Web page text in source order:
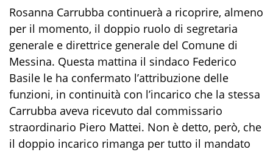
Rosanna Carrubba continuerà a ricoprire, almeno
per il momento, il doppio ruolo di segretaria
generale e direttrice generale del Comune di
Messina. Questa mattina il sindaco Federico
Basile le ha confermato l’attribuzione delle
funzioni, in continuità con l’incarico che la stessa
Carrubba aveva ricevuto dal commissario
straordinario Piero Mattei. Non è detto, però, che
il doppio incarico rimanga per tutto il mandato